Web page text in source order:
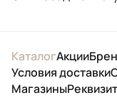
КаталогАкции
Условия доставки
Магазины